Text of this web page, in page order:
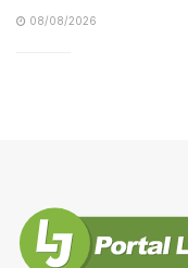
08/08/2026